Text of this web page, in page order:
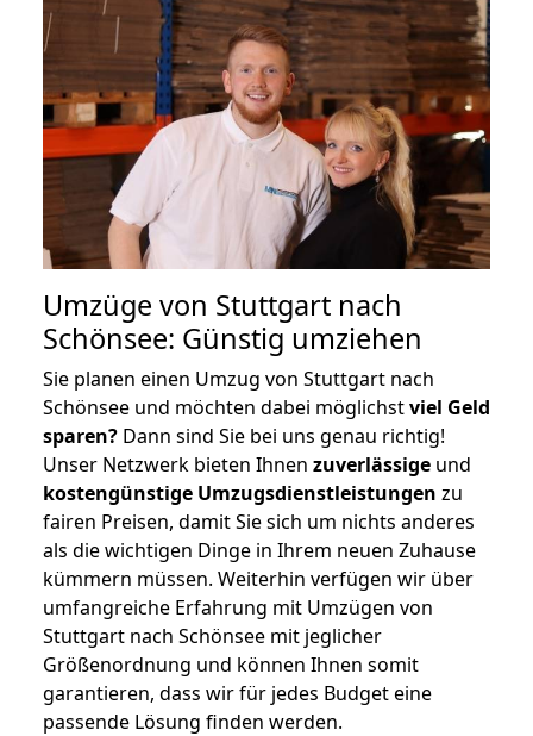
Umzüge von Stuttgart nach
Schönsee: Günstig umziehen
Sie planen einen Umzug von Stuttgart nach
Schönsee und möchten dabei möglichstviel Geld
sparen? Dann sind Sie bei uns genau richtig!
Unser Netzwerk bieten Ihnen zuverlässige und
kostengünstige Umzugsdienstleistungen zu
fairen Preisen, damit Sie sich um nichts anderes
als die wichtigen Dinge in Ihrem neuen Zuhause
kümmern müssen. Weiterhin verfügen wir über
umfangreiche Erfahrung mit Umzügen von
Stuttgart nach Schönsee mit jeglicher
Größenordnung und können Ihnen somit
garantieren, dass wir für jedes Budget eine
passende Lösung finden werden.